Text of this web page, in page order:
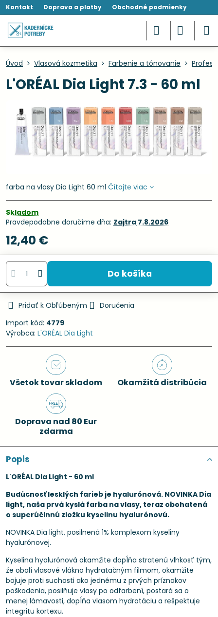
Kontakt Doprava a platby Obchodné podmienky
Úvod Vlasová kozmetika Farbenie a tónovanie
L'ORÉAL Dia Light 7.3 - 60 ml
farba na vlasy Dia Light 60 ml Čítajte viac
Skladom
Pravdepodobne doručíme dňa: Zajtra7.8.2026
12,40 €
Do košíka
Pridať k Obľúbeným
Doručenia
Import kód: 4779
Výrobca: L'ORÉAL Dia Light
Všetok tovar skladom Okamžitá distribúcia
Doprava nad 80 Eur
zdarma
Popis
L'ORÉAL Dia Light - 60 ml
Budúcnosť lesklých farieb je hyalurónová. NOVINKA Dia
light, naša prvá kyslá farba na vlasy, teraz obohatená
o superúčinnú zložku kyselinu hyalurónovú.
NOVINKA Dia light, posilnená 1% komplexom kyseliny
hyalurónovej.
Kyselina hyalurónová okamžite dopĺňa stratenú vlhkosť tým,
že obalí vlasové vlákno hydratačným filmom, okamžite
bojuje proti suchosti ako jednému z prvých príznakov
poškodenia, posilňuje vlasy po odfarbení, postará sa o
menej lámavosti, dopĺňa vlasom hydratáciu a rešpektuje
integritu kortexu.